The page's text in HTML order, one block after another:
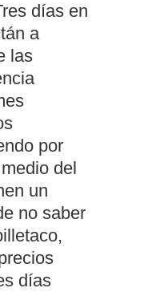
días en
a
las
por
del
un
no saber
días